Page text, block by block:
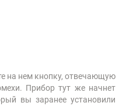
на нем кнопку, отвечающую
Прибор тут же начнет
вы заранее установили